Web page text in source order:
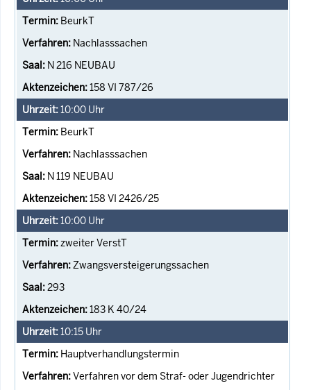
BeurkT
Nachlasssachen
N 216 NEUBAU
158 VI 787/26
10:00 Uhr
BeurkT
Nachlasssachen
N 119 NEUBAU
158 VI 2426/25
10:00 Uhr
zweiter VerstT
Zwangsversteigerungssachen
293
183 K 40/24
10:15 Uhr
Hauptverhandlungstermin
Verfahren vor dem Straf- oder Jugendrichter